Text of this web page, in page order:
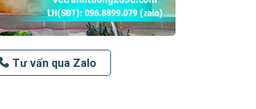
Tư vấn qua Zalo